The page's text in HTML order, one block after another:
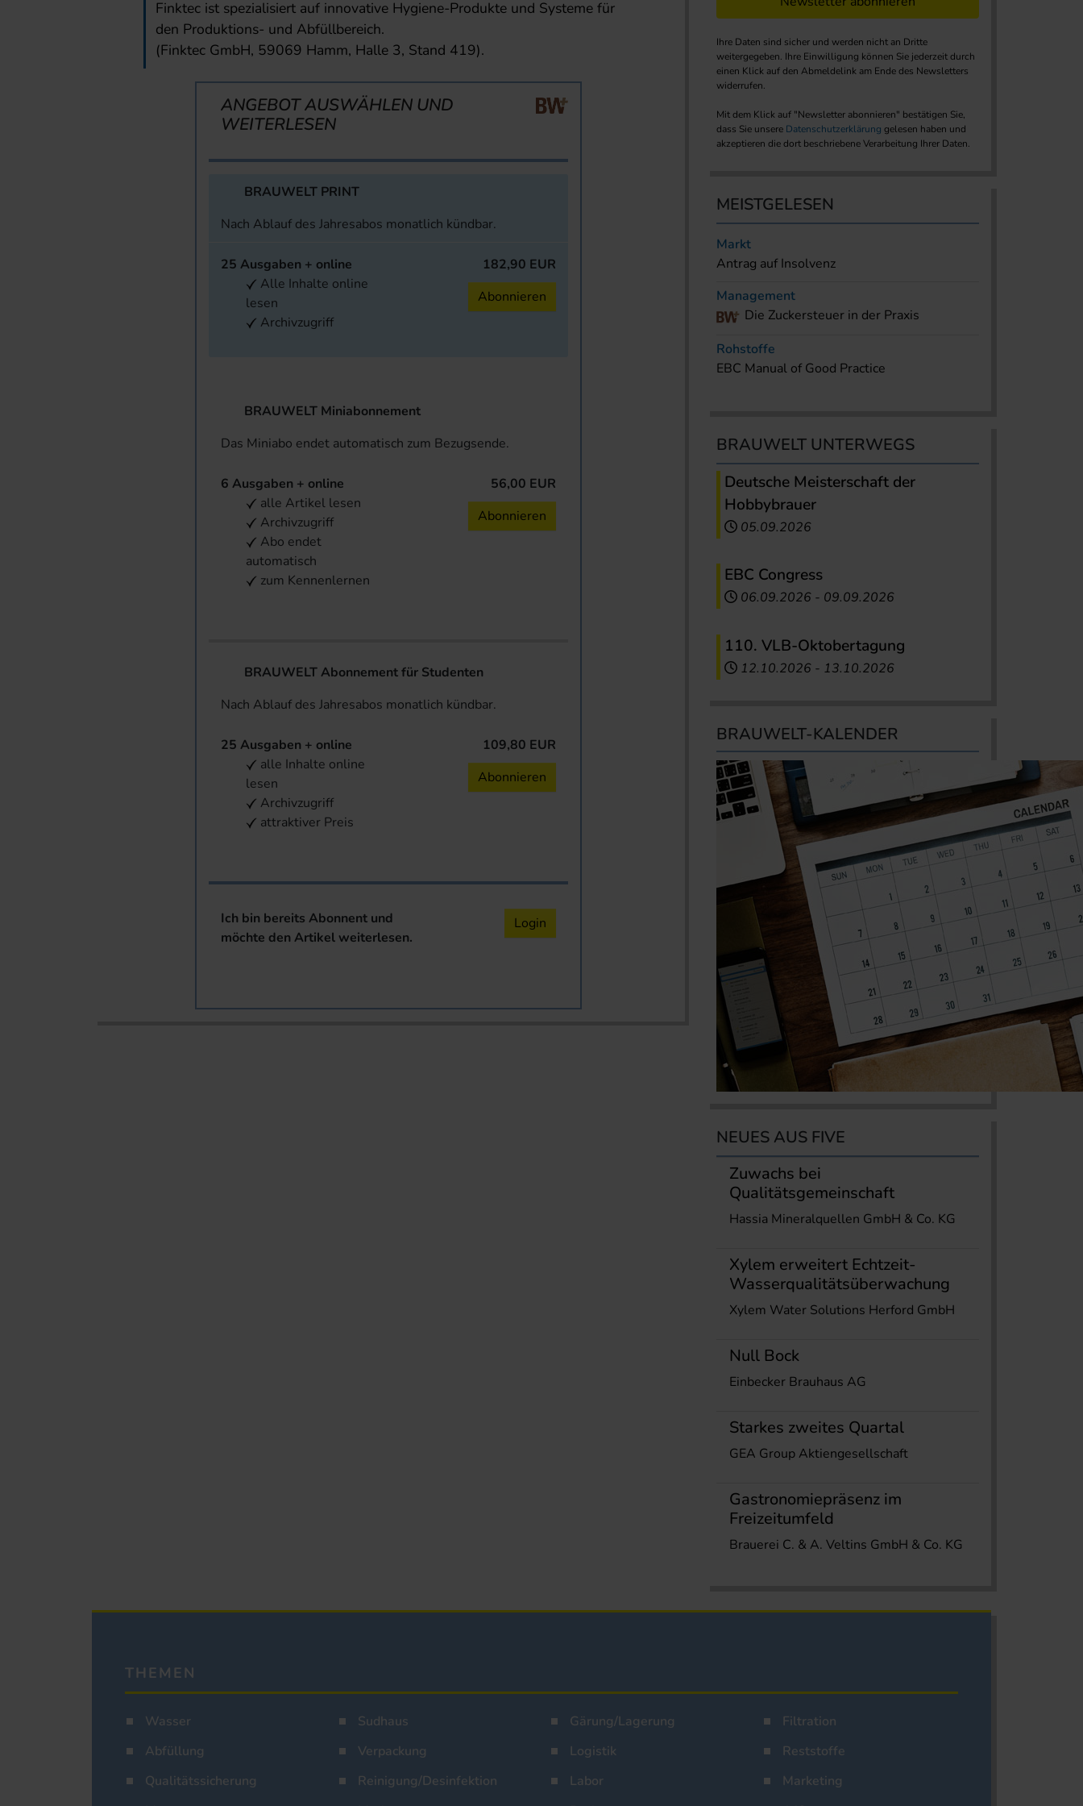
Finktec ist spezialisiert auf innovative Hygiene-Produkte und Systeme für
den Produktions- und Abfüllbereich.
(Finktec GmbH, 59069 Hamm, Halle 3, Stand 419).
ANGEBOT AUSWÄHLEN UND
WEITERLESEN
BRAUWELT PRINT
Nach Ablauf des Jahresabos monatlich kündbar.
25 Ausgaben + online
Alle Inhalte online
lesen
Archivzugriff
182,90 EUR
Abonnieren
BRAUWELT Miniabonnement
Das Miniabo endet automatisch zum Bezugsende.
6 Ausgaben + online
alle Artikel lesen
Archivzugriff
Abo endet
automatisch
zum Kennenlernen
56,00 EUR
Abonnieren
BRAUWELT Abonnement für Studenten
Nach Ablauf des Jahresabos monatlich kündbar.
25 Ausgaben + online
alle Inhalte online
lesen
Archivzugriff
attraktiver Preis
109,80 EUR
Abonnieren
Ich bin bereits Abonnent und
möchte den Artikel weiterlesen.
Login
Ihre Daten sind sicher und werden nicht an Dritte
weitergegeben. Ihre Einwilligung können Sie jederzeit durch
einen Klick auf den Abmeldelink am Ende des Newsletters
widerrufen.
Mit dem Klick auf "Newsletter abonnieren" bestätigen Sie,
dass Sie unsere Datenschutzerklärung gelesen haben und
akzeptieren die dort beschriebene Verarbeitung Ihrer Daten.
MEISTGELESEN
Markt
Antrag auf Insolvenz
Management
Die Zuckersteuer in der Praxis
Rohstoffe
EBC Manual of Good Practice
BRAUWELT UNTERWEGS
Deutsche Meisterschaft der
Hobbybrauer
05.09.2026
EBC Congress
06.09.2026 - 09.09.2026
110. VLB-Oktobertagung
12.10.2026 - 13.10.2026
BRAUWELT-KALENDER
NEUES AUS FIVE
Zuwachs bei
Qualitätsgemeinschaft
Hassia Mineralquellen GmbH & Co. KG
Xylem erweitert Echtzeit-
Wasserqualitätsüberwachung
Xylem Water Solutions Herford GmbH
Null Bock
Einbecker Brauhaus AG
Starkes zweites Quartal
GEA Group Aktiengesellschaft
Gastronomiepräsenz im
Freizeitumfeld
Brauerei C. & A. Veltins GmbH & Co. KG
THEMEN
Wasser Sudhaus Gärung/Lagerung
Filtration
Abfüllung
Verpackung Logistik
Reststoffe
Qualitätssicherung
Reinigung/Desinfektion Labor
Marketing